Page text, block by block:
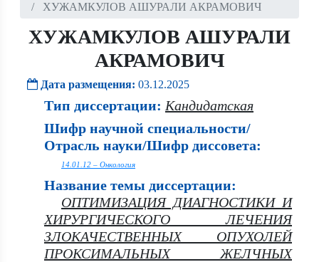
ХУЖАМКУЛОВ АШУРАЛИ АКРАМОВИЧ
ХУЖАМКУЛОВ АШУРАЛИ
АКРАМОВИЧ
Дата размещения: 03.12.2025
Тип диссертации: Кандидатская
Шифр научной специальности/
Отрасль науки/Шифр диссовета:
14.01.12 – Онкология
Название темы диссертации:
ОПТИМИЗАЦИЯ ДИАГНОСТИКИ И
ХИРУРГИЧЕСКОГО ЛЕЧЕНИЯ
ЗЛОКАЧЕСТВЕННЫХ ОПУХОЛЕЙ
ПРОКСИМАЛЬНЫХ ЖЕЛЧНЫХ